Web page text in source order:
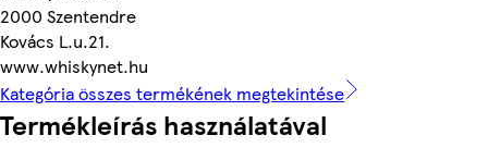
2000 Szentendre
Kovács L.u.21.
www.whiskynet.hu
Kategória összes termékének megtekintése
Termékleírás használatával